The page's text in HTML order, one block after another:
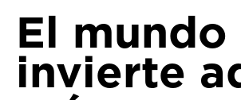
El mundo
invierte